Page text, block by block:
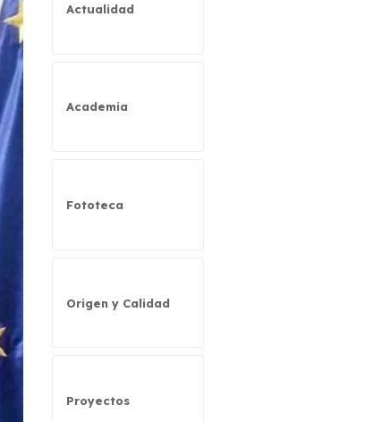
Actualidad
Academia
Fototeca
Origen y Calidad
Proyectos